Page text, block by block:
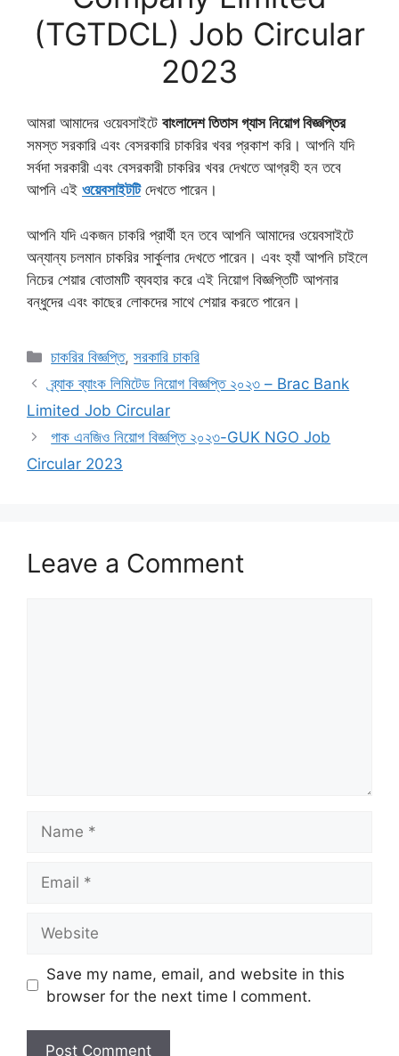
(TGTDCL) Job Circular
2023
আমরা আমাদের ওয়েবসাইটে বাংলাদেশ তিতাস গ্যাস নিয়োগ বিজ্ঞপ্তির
সমস্ত সরকারি এবং বেসরকারি চাকরির খবর প্রকাশ করি। আপনি যদি
সর্বদা সরকারী এবং বেসরকারী চাকরির খবর দেখতে আগ্রহী হন তবে
আপনি এই ওয়েবসাইটটিদেখতে পারেন।
আপনি যদি একজন চাকরি প্রার্থী হন তবে আপনি আমাদের ওয়েবসাইটে
অন্যান্য চলমান চাকরির সার্কুলার দেখতে পারেন। এবং হ্যাঁ আপনি চাইলে
নিচের শেয়ার বোতামটি ব্যবহার করে এই নিয়োগ বিজ্ঞপ্তিটি আপনার
বন্ধুদের এবং কাছের লোকদের সাথে শেয়ার করতে পারেন।
Categories
চাকরির বিজ্ঞপ্তি,সরকারি চাকরি
ব্র্যাক ব্যাংক লিমিটেড নিয়োগ বিজ্ঞপ্তি ২০২৩ – Brac Bank
Limited Job Circular
গাক এনজিও নিয়োগ বিজ্ঞপ্তি ২০২৩-GUK NGO Job
Circular 2023
Leave a Comment
Save my name, email, and website in this
browser for the next time I comment.